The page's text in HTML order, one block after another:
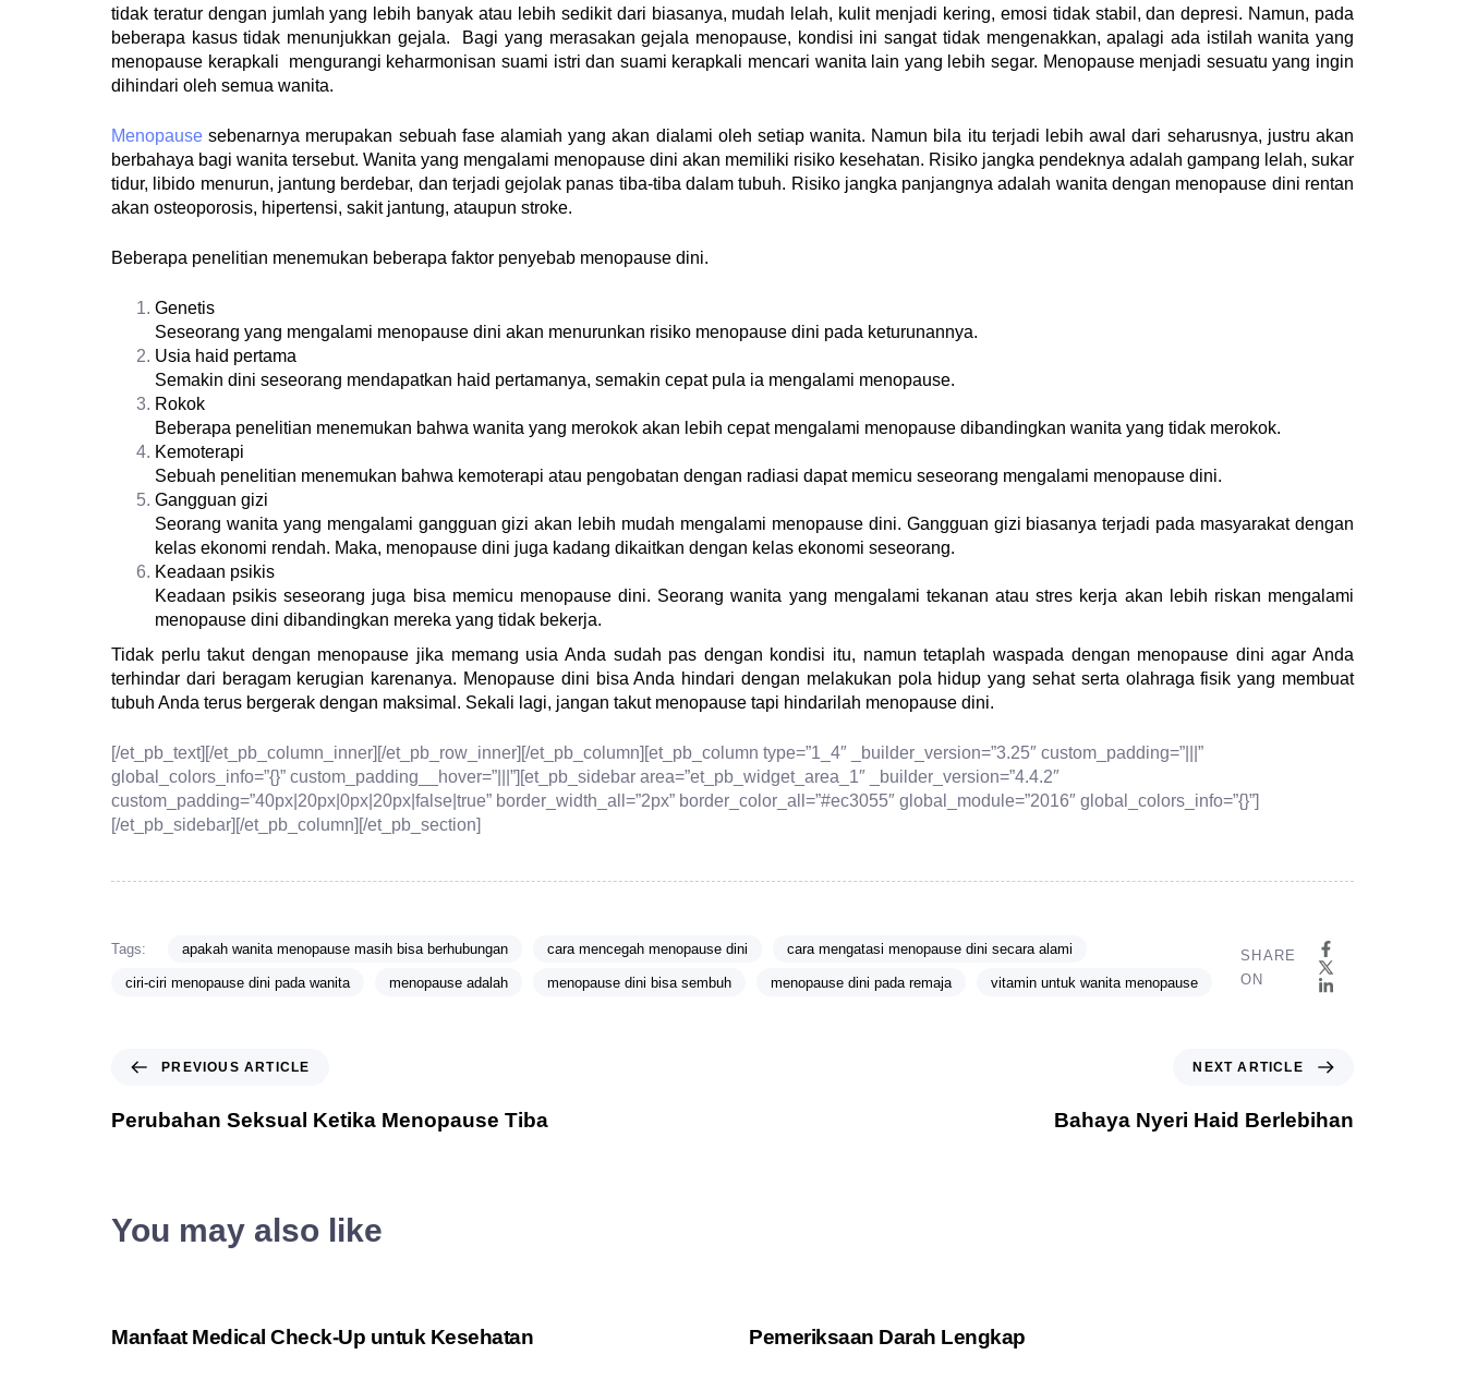
tidak teratur dengan jumlah yang lebih banyak atau lebih sedikit dari biasanya, mudah lelah, kulit menjadi kering, emosi tidak stabil, dan depresi. Namun, pada
beberapa kasus tidak menunjukkan gejala. Bagi yang merasakan gejala menopause, kondisi ini sangat tidak mengenakkan, apalagi ada istilah wanita yang
menopause kerapkali mengurangi keharmonisan suami istri dan suami kerapkali mencari wanita lain yang lebih segar. Menopause menjadi sesuatu yang ingin
dihindari oleh semua wanita.
Menopause sebenarnya merupakan sebuah fase alamiah yang akan dialami oleh setiap wanita. Namun bila itu terjadi lebih awal dari seharusnya, justru akan
berbahaya bagi wanita tersebut. Wanita yang mengalami menopause dini akan memiliki risiko kesehatan. Risiko jangka pendeknya adalah gampang lelah, sukar
tidur, libido menurun, jantung berdebar, dan terjadi gejolak panas tiba-tiba dalam tubuh. Risiko jangka panjangnya adalah wanita dengan menopause dini rentan
akan osteoporosis, hipertensi, sakit jantung, ataupun stroke.
Beberapa penelitian menemukan beberapa faktor penyebab menopause dini.
Genetis
Seseorang yang mengalami menopause dini akan menurunkan risiko menopause dini pada keturunannya.
Usia haid pertama
Semakin dini seseorang mendapatkan haid pertamanya, semakin cepat pula ia mengalami menopause.
Rokok
Beberapa penelitian menemukan bahwa wanita yang merokok akan lebih cepat mengalami menopause dibandingkan wanita yang tidak merokok.
Kemoterapi
Sebuah penelitian menemukan bahwa kemoterapi atau pengobatan dengan radiasi dapat memicu seseorang mengalami menopause dini.
Gangguan gizi
Seorang wanita yang mengalami gangguan gizi akan lebih mudah mengalami menopause dini. Gangguan gizi biasanya terjadi pada masyarakat dengan
kelas ekonomi rendah. Maka, menopause dini juga kadang dikaitkan dengan kelas ekonomi seseorang.
Keadaan psikis
Keadaan psikis seseorang juga bisa memicu menopause dini. Seorang wanita yang mengalami tekanan atau stres kerja akan lebih riskan mengalami
menopause dini dibandingkan mereka yang tidak bekerja.
Tidak perlu takut dengan menopause jika memang usia Anda sudah pas dengan kondisi itu, namun tetaplah waspada dengan menopause dini agar Anda
terhindar dari beragam kerugian karenanya. Menopause dini bisa Anda hindari dengan melakukan pola hidup yang sehat serta olahraga fisik yang membuat
tubuh Anda terus bergerak dengan maksimal. Sekali lagi, jangan takut menopause tapi hindarilah menopause dini.
[/et_pb_text][/et_pb_column_inner][/et_pb_row_inner][/et_pb_column][et_pb_column type=”1_4″ _builder_version=”3.25″ custom_padding=”|||”
global_colors_info=”{}” custom_padding__hover=”|||”][et_pb_sidebar area=”et_pb_widget_area_1″ _builder_version=”4.4.2″
custom_padding=”40px|20px|0px|20px|false|true” border_width_all=”2px” border_color_all=”#ec3055″ global_module=”2016″ global_colors_info=”{}”]
[/et_pb_sidebar][/et_pb_column][/et_pb_section]
Tags: apakah wanita menopause masih bisa berhubungan cara mencegah menopause dini cara mengatasi menopause dini secara alami
ciri-ciri menopause dini pada wanita menopause adalah menopause dini bisa sembuh menopause dini pada remaja vitamin untuk wanita menopause
SHARE
ON
PREVIOUS ARTICLE
Perubahan Seksual Ketika Menopause Tiba
NEXT ARTICLE
Bahaya Nyeri Haid Berlebihan
You may also like
Manfaat Medical Check-Up untuk Kesehatan Pemeriksaan Darah Lengkap